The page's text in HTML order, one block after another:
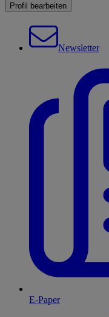
Profil bearbeiten
Newsletter
E-Paper